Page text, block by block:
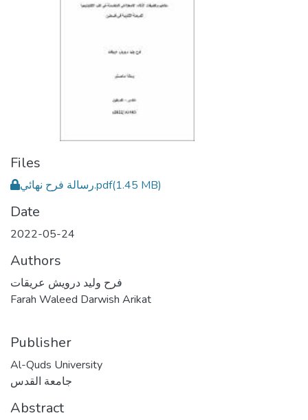
Files
رسالة فرح نهائي.pdf(1.45 MB)
Date
2022-05-24
Authors
فرح وليد درويش عريقات
Farah Waleed Darwish Arikat
Publisher
Al-Quds University
جامعة القدس
Abstract